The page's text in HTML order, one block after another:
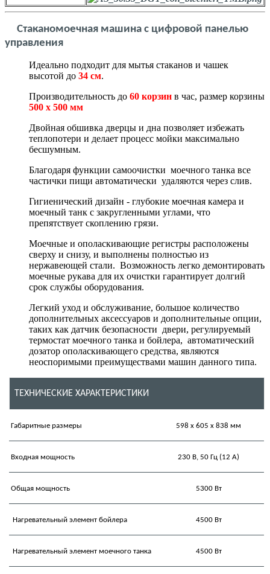
Стаканомоечная машина с цифровой панелью
управления
Идеально подходит для мытья стаканов и чашек
высотой до 34 см.
Производительность до 60 корзин в час, размер корзины
500 х 500 мм
Двойная обшивка дверцы и дна позволяет избежать
теплопотери и делает процесс мойки максимально
бесшумным.
Благодаря функции самоочистки моечного танка все
частички пищи автоматически удаляются через слив.
Гигиенический дизайн - глубокие моечная камера и
моечный танк с закругленными углами, что
препятствует скоплению грязи.
Моечные и ополаскивающие регистры расположены
сверху и снизу, и выполнены полностью из
нержавеющей стали. Возможность легко демонтировать
моечные рукава для их очистки гарантирует долгий
срок службы оборудования.
Легкий уход и обслуживание, большое количество
дополнительных аксессуаров и дополнительные опции,
таких как датчик безопасности двери, регулируемый
термостат моечного танка и бойлера, автоматический
дозатор ополаскивающего средства, являются
неоспоримыми преимуществами машин данного типа.
ТЕХНИЧЕСКИЕ ХАРАКТЕРИСТИКИ
Габаритные размеры 598 x 605 х 838 мм
Входная мощность 230 В, 50 Гц (12 А)
Общая мощность 5300 Вт
Нагревательный элемент бойлера 4500 Вт
Нагревательный элемент моечного танка 4500 Вт